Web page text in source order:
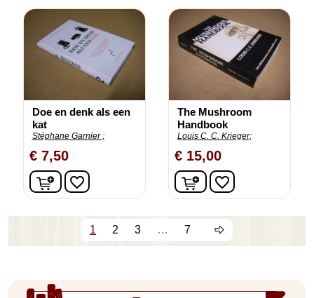
Doe en denk als een
kat
Stéphane Garnier ;
€ 7,50
In winkelwagen
favorite_border
The Mushroom
Handbook
Louis C. C. Krieger;
€ 15,00
In winkelwagen
favorite_border
1 2 3 … 7